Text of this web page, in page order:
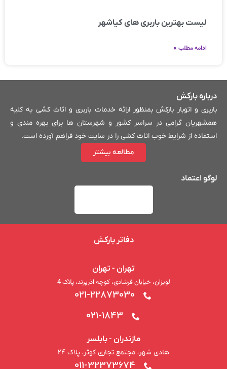
لیست بهترین باربری های کیاشهر
ادامه مطلب »
درباره بارکش
باربری و اتوبار بارکش بمنظور ارائه خدمات باربری و اثاث کشی به کلیه
همشهریان گرامی در سراسر کشور و شهرستان ها برای بهره مندی و
استفاده از شرایط خوب اثاث کشی را در سایت خود فراهم آورده است.
مطالعه بیشتر
لوگو اعتماد
دفاتر بارکش
تهران - تهران
لویزان، خیابان فرشادی، کوچه اذرپرند، پلاک 4
021-22873030
021-1843
مازندران - بابلسر
هادی شهر، مجتمع تجاری کوثر، پلاک ۲۴
011-32373674